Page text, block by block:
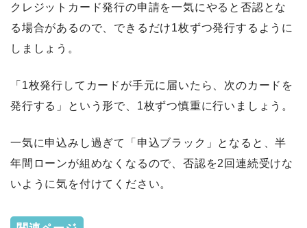
クレジットカード発行の申請を一気にやると否認とな
る場合があるので、できるだけ1枚ずつ発行するように
しましょう。
「1枚発行してカードが手元に届いたら、次のカードを
発行する」という形で、1枚ずつ慎重に行いましょう。
一気に申込みし過ぎて「申込ブラック」となると、半
年間ローンが組めなくなるので、否認を2回連続受けな
いように気を付けてください。